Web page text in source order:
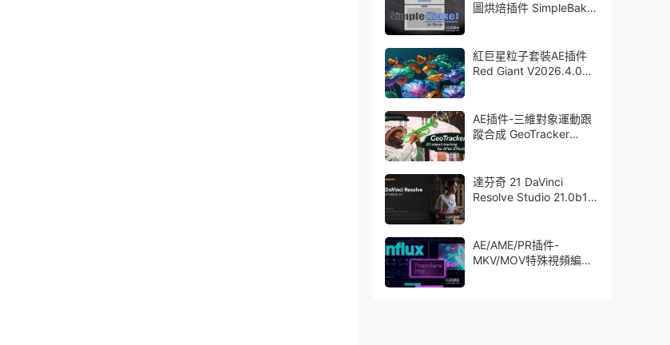
圖烘焙插件 SimpleBake
紅巨星粒子套裝AE插件
Red Giant V2026.4.0
Bullet + VFX Suit
AE插件-三維對象運動跟
蹤合成 GeoTracker
達芬奇 21 DaVinci
Resolve Studio 21.0b1
AE/AME/PR插件-
MKV/MOV特殊視頻編碼